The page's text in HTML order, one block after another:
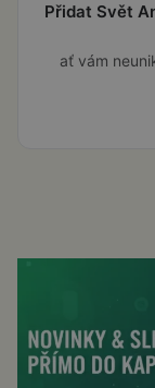
Přidat Svět
ať vám